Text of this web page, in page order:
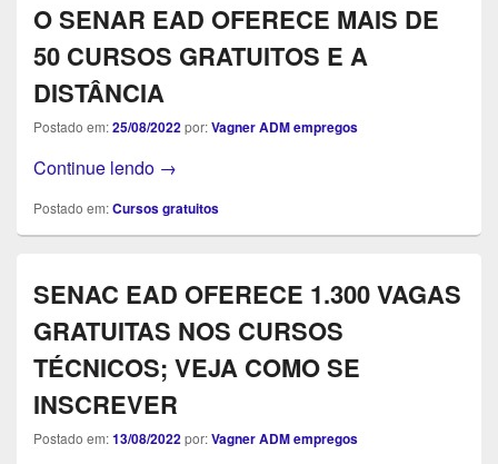
O SENAR EAD OFERECE MAIS DE
50 CURSOS GRATUITOS E A
DISTÂNCIA
Postado em:25/08/2022por:Vagner ADM empregos
Continue lendo O SENAR EAD OFERECE MAIS DE 50
→
Postado em:Cursos gratuitos
SENAC EAD OFERECE 1.300 VAGAS
GRATUITAS NOS CURSOS
TÉCNICOS; VEJA COMO SE
INSCREVER
Postado em:13/08/2022por:Vagner ADM empregos